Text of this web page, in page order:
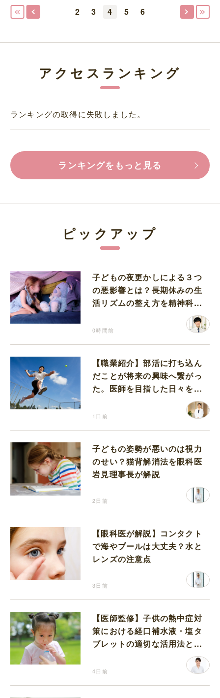
2 3 4 5 6
アクセスランキング
ランキングの取得に失敗しました。
ランキングをもっと見る
ピックアップ
子どもの夜更かしによる３つ
の悪影響とは？長期休みの生
活リズムの整え方を精神科医
0時間前
【職業紹介】部活に打ち込ん
だことが将来の興味へ繋がっ
た。医師を目指した日々を振
1日前
子どもの姿勢が悪いのは視力
のせい？猫背解消法を眼科医
岩見理事長が解説
2日前
【眼科医が解説】コンタクト
で海やプールは大丈夫？水と
レンズの注意点
3日前
【医師監修】子供の熱中症対
策における経口補水液・塩タ
ブレットの適切な活用法と水
4日前